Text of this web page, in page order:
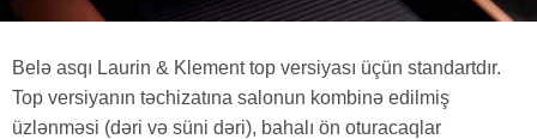
Belə asqı Laurin & Klement top versiyası üçün standartdır.
Top versiyanın təchizatına salonun kombinə edilmiş
üzlənməsi (dəri və süni dəri), bahalı ön oturacaqlar